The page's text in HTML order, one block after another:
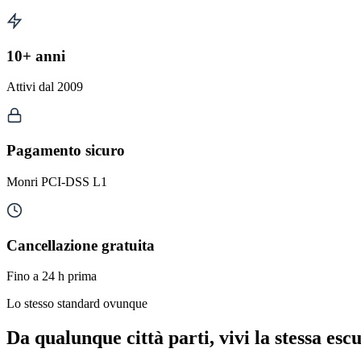
10+ anni
Attivi dal 2009
Pagamento sicuro
Monri PCI-DSS L1
Cancellazione gratuita
Fino a 24 h prima
Lo stesso standard ovunque
Da qualunque città parti, vivi la stessa